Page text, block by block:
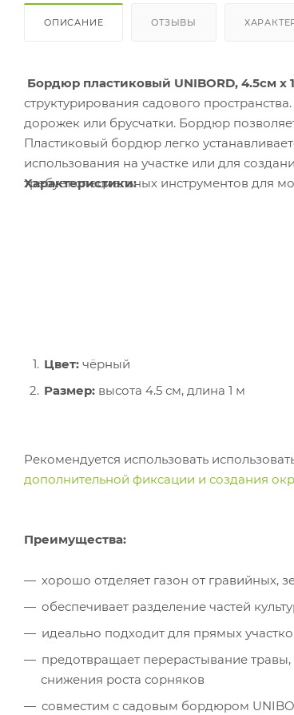
ОПИСАНИЕ ОТЗЫВЫ
Бордюр пластиковый UNIBORD, 4.5см х
структурирования садового
дорожек или брусчатки. Бордюр
Пластиковый бордюр легко
использования на участке или для
требует специальных инструментов для
Характеристики:
Цвет: чёрный
Размер: высота 4.5 см, длина 1 м
Рекомендуется использовать
дополнительной фиксации и создания
Преимущества:
хорошо отделяет газон от гравийных,
обеспечивает разделение частей
идеально подходит для прямых
предотвращает перерастывание
снижения роста сорняков
совместим с садовым бордюром